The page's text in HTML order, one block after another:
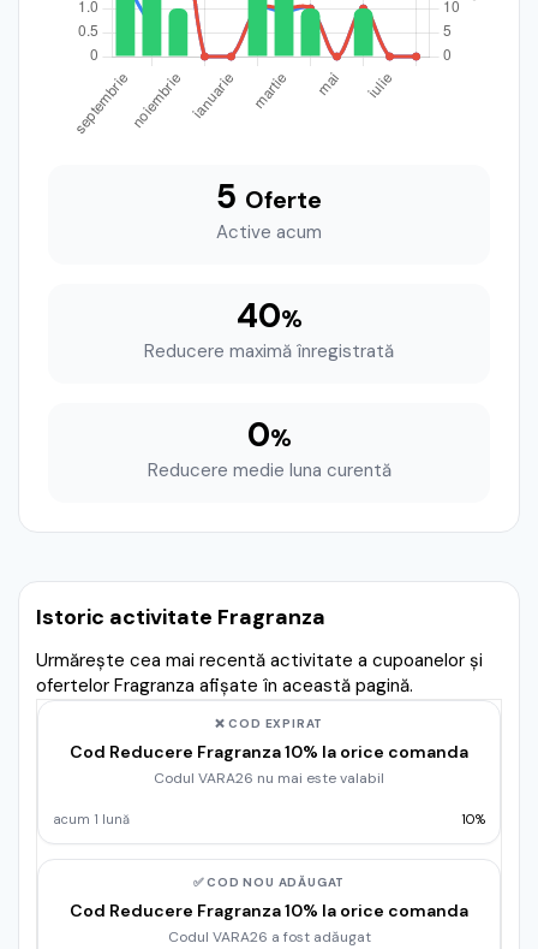
5 Oferte
Active acum
40%
Reducere maximă înregistrată
0%
Reducere medie luna curentă
Istoric activitate Fragranza
Urmărește cea mai recentă activitate a cupoanelor și
ofertelor Fragranza afișate în această pagină.
❌ COD EXPIRAT
Cod Reducere Fragranza 10% la orice comanda
Codul VARA26 nu mai este valabil
acum 1 lună 10%
✅ COD NOU ADĂUGAT
Cod Reducere Fragranza 10% la orice comanda
Codul VARA26 a fost adăugat